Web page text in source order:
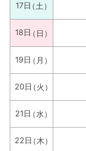
17日（土）
18日（日）
19日（月）
20日（火）
21日（水）
22日（木）